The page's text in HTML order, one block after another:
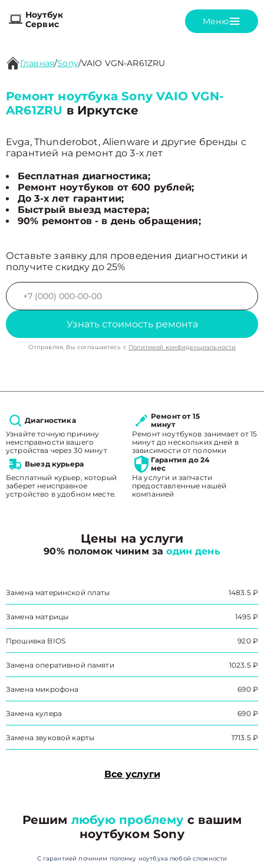
Ноутбук
Сервис
Меню
Главная/Sony/VAIO VGN-AR61ZRU
Ремонт ноутбука Sony VAIO VGN-
AR61ZRU в Иркутске
Evga, Thunderobot, Alienware и другие бренды с
гарантией на ремонт до 3-х лет
Бесплатная диагностика;
Ремонт ноутбуков от 600 рублей;
До 3-х лет гарантии;
Быстрый выезд мастера;
90% ремонтов - в день обращения;
Оставьте заявку для проведения диагностики и
получите скидку до 25%
Узнать стоимость ремонта
Отправляя, Вы соглашаетесь с Политикой конфиденциальности
Диагностика
Узнайте точную причину
неисправности вашего
устройства через 30 минут
Ремонт от 15
минут
Ремонт ноутбуков занимает от 15
минут до нескольких дней в
зависимости от поломки
Выезд курьера
Бесплатный курьер, который
заберет неисправное
устройство в удобном месте.
Гарантия до 24
мес
На услуги и запчасти
предоставленные нашей
компанией
Цены на услуги
90% поломок чиним заодин день
Замена материнской платы 1483.5 ₽
Замена матрицы 1495 ₽
Прошивка BIOS 920 ₽
Замена оперативной памяти 1023.5 ₽
Замена микрофона 690 ₽
Замена кулера 690 ₽
Замена звуковой карты 1713.5 ₽
Все услуги
Решим любую проблему с вашим
ноутбуком Sony
С гарантией починим поломку ноутбука любой сложности